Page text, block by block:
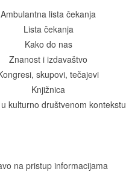
Ambulantna lista čekanja
Lista čekanja
Kako do nas
Znanost i izdavaštvo
skupovi, tečajevi
Knjižnica
kulturno društvenom kontekstu
na pristup informacijama